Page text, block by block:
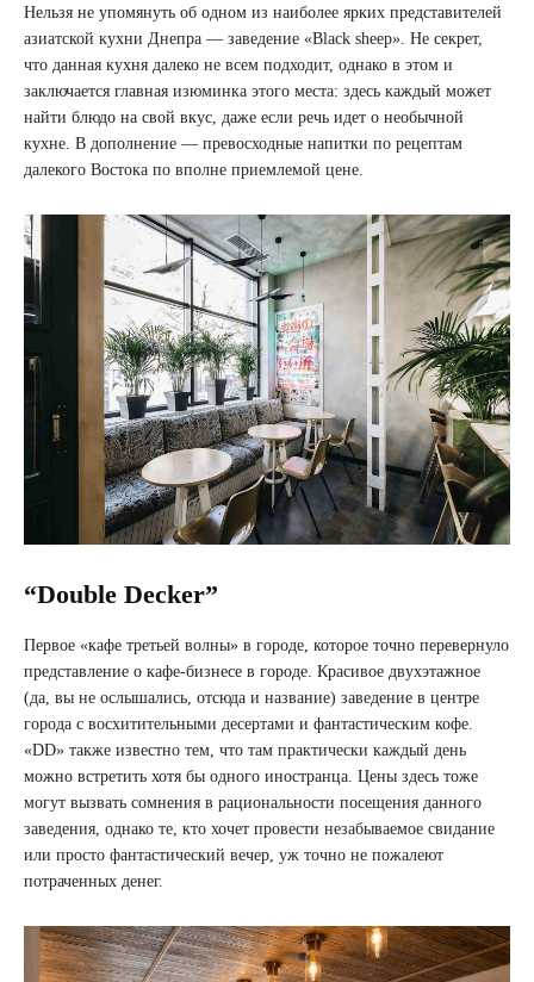
Нельзя не упомянуть об одном из наиболее ярких представителей
азиатской кухни Днепра — заведение «Black sheep». Не секрет,
что данная кухня далеко не всем подходит, однако в этом и
заключается главная изюминка этого места: здесь каждый может
найти блюдо на свой вкус, даже если речь идет о необычной
кухне. В дополнение — превосходные напитки по рецептам
далекого Востока по вполне приемлемой цене.
“Double Decker”
Первое «кафе третьей волны» в городе, которое точно перевернуло
представление о кафе-бизнесе в городе. Красивое двухэтажное
(да, вы не ослышались, отсюда и название) заведение в центре
города с восхитительными десертами и фантастическим кофе.
«DD» также известно тем, что там практически каждый день
можно встретить хотя бы одного иностранца. Цены здесь тоже
могут вызвать сомнения в рациональности посещения данного
заведения, однако те, кто хочет провести незабываемое свидание
или просто фантастический вечер, уж точно не пожалеют
потраченных денег.